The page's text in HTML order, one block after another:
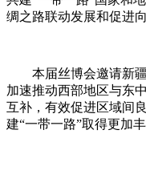
绸之路联动发展和促进向
本届丝博会邀请新疆
加速推动西部地区与东
互补，有效促进区域间
建“一带一路”取得更加